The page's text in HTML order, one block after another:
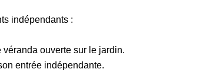
indépendants :
ouverte sur le jardin.
entrée indépendante.